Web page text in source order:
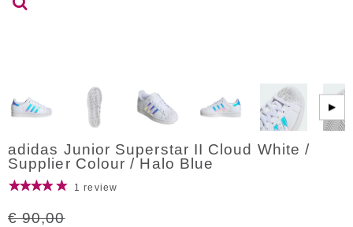
▶
adidas Junior Superstar II Cloud White /
Supplier Colour / Halo Blue
1 review
€ 90,00